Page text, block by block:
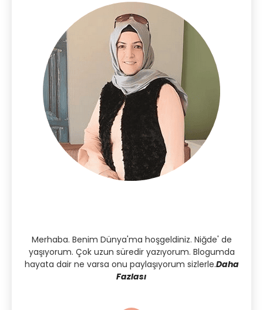
Merhaba. Benim Dünya'ma hoşgeldiniz. Niğde' de
yaşıyorum. Çok uzun süredir yazıyorum. Blogumda
hayata dair ne varsa onu paylaşıyorum sizlerle.Daha
Fazlası